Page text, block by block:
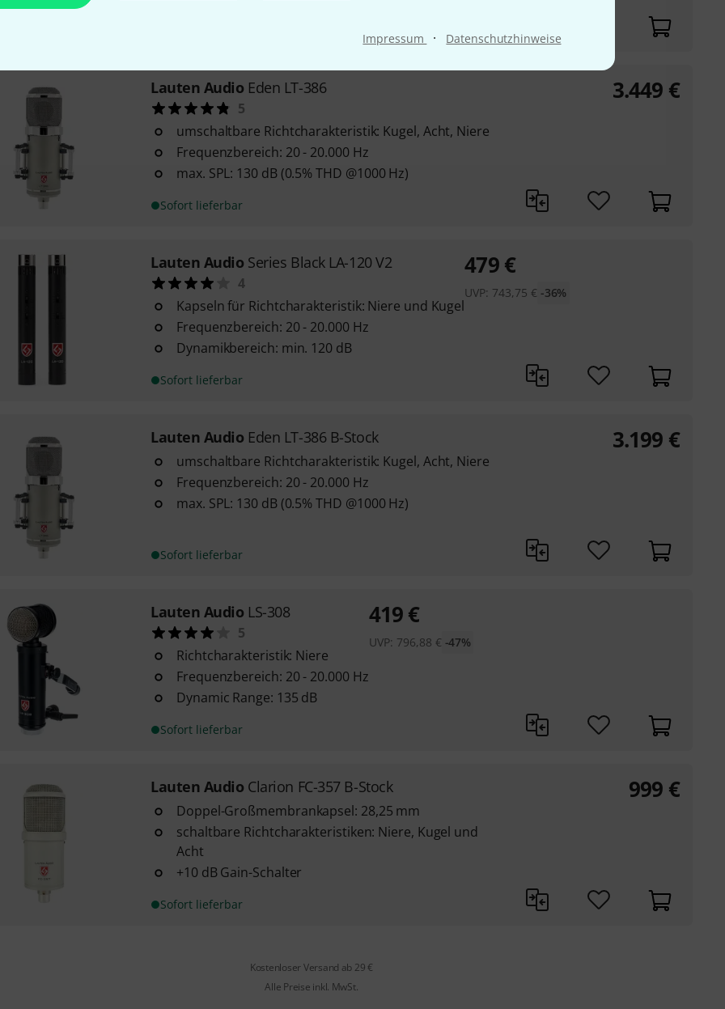
Impressum · Datenschutzhinweise
Lauten Audio Eden LT-386
5
umschaltbare Richtcharakteristik: Kugel, Acht, Niere
Frequenzbereich: 20 - 20.000 Hz
max. SPL: 130 dB (0.5% THD @1000 Hz)
Sofort lieferbar
3.449 €
Lauten Audio Series Black LA-120 V2
4
Kapseln für Richtcharakteristik: Niere und Kugel
Frequenzbereich: 20 - 20.000 Hz
Dynamikbereich: min. 120 dB
Sofort lieferbar
479 €
UVP: 743,75 € -36%
Lauten Audio Eden LT-386 B-Stock
umschaltbare Richtcharakteristik: Kugel, Acht, Niere
Frequenzbereich: 20 - 20.000 Hz
max. SPL: 130 dB (0.5% THD @1000 Hz)
Sofort lieferbar
3.199 €
Lauten Audio LS-308
5
Richtcharakteristik: Niere
Frequenzbereich: 20 - 20.000 Hz
Dynamic Range: 135 dB
Sofort lieferbar
419€
UVP: 796,88 € -47%
Lauten Audio Clarion FC-357 B-Stock
Doppel-Großmembrankapsel: 28,25 mm
schaltbare Richtcharakteristiken: Niere, Kugel und
Acht
+10 dB Gain-Schalter
Sofort lieferbar
999 €
Kostenloser Versand ab 29 €
Alle Preise inkl. MwSt.